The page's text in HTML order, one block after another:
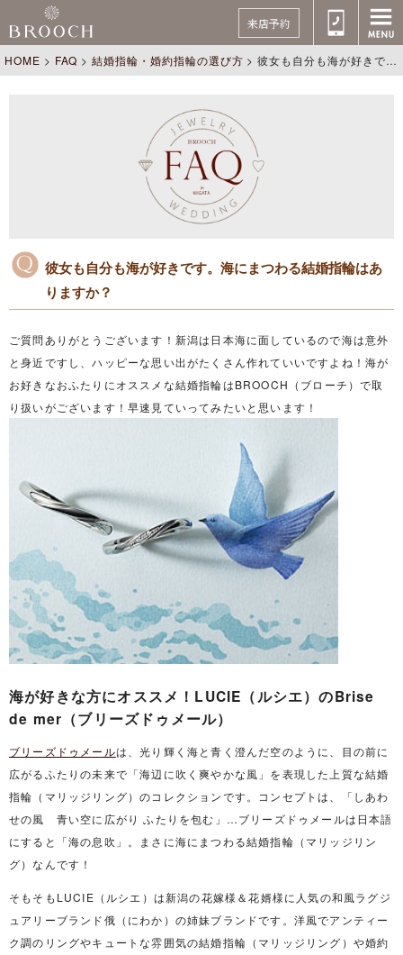
来店予約
HOME > FAQ >結婚指輪・婚約指輪の選び方 >彼女も自分も海が好きです。海にまつわる結婚指輪はありますか？
彼女も自分も海が好きです。海にまつわる結婚指輪はあ
りますか？
ご質問ありがとうございます！新潟は日本海に面しているので海は意外
と身近ですし、ハッピーな思い出がたくさん作れていいですよね！海が
お好きなおふたりにオススメな結婚指輪はBROOCH（ブローチ）で取
り扱いがございます！早速見ていってみたいと思います！
海が好きな方にオススメ！LUCIE（ルシエ）のBrise
de mer（ブリーズドゥメール）
ブリーズドゥメールは、光り輝く海と青く澄んだ空のように、目の前に
広がるふたりの未来で「海辺に吹く爽やかな風」を表現した上質な結婚
指輪（マリッジリング）のコレクションです。コンセプトは、「しあわ
せの風 青い空に広がり ふたりを包む」…ブリーズドゥメールは日本語
にすると「海の息吹」。まさに海にまつわる結婚指輪（マリッジリン
グ）なんです！
そもそもLUCIE（ルシエ）は新潟の花嫁様＆花婿様に人気の和風ラグジ
ュアリーブランド俄（にわか）の姉妹ブランドです。洋風でアンティー
ク調のリングやキュートな雰囲気の結婚指輪（マリッジリング）や婚約